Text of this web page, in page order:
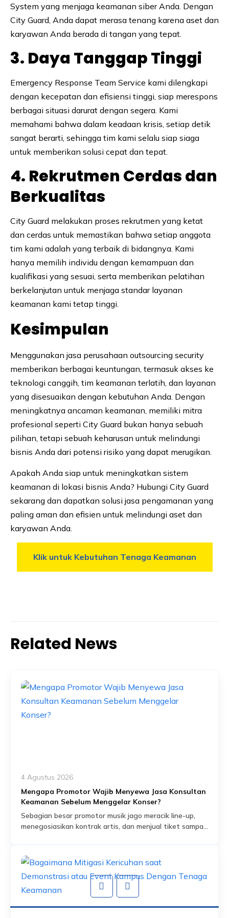
System yang menjaga keamanan siber Anda. Dengan
City Guard, Anda dapat merasa tenang karena aset dan
karyawan Anda berada di tangan yang tepat.
3. Daya Tanggap Tinggi
Emergency Response Team Service kami dilengkapi
dengan kecepatan dan efisiensi tinggi, siap merespons
berbagai situasi darurat dengan segera. Kami
memahami bahwa dalam keadaan krisis, setiap detik
sangat berarti, sehingga tim kami selalu siap siaga
untuk memberikan solusi cepat dan tepat.
4. Rekrutmen Cerdas dan
Berkualitas
City Guard melakukan proses rekrutmen yang ketat
dan cerdas untuk memastikan bahwa setiap anggota
tim kami adalah yang terbaik di bidangnya. Kami
hanya memilih individu dengan kemampuan dan
kualifikasi yang sesuai, serta memberikan pelatihan
berkelanjutan untuk menjaga standar layanan
keamanan kami tetap tinggi.
Kesimpulan
Menggunakan jasa perusahaan outsourcing security
memberikan berbagai keuntungan, termasuk akses ke
teknologi canggih, tim keamanan terlatih, dan layanan
yang disesuaikan dengan kebutuhan Anda. Dengan
meningkatnya ancaman keamanan, memiliki mitra
profesional seperti City Guard bukan hanya sebuah
pilihan, tetapi sebuah keharusan untuk melindungi
bisnis Anda dari potensi risiko yang dapat merugikan.
Apakah Anda siap untuk meningkatkan sistem
keamanan di lokasi bisnis Anda? Hubungi City Guard
sekarang dan dapatkan solusi jasa pengamanan yang
paling aman dan efisien untuk melindungi aset dan
karyawan Anda.
Klik untuk Kebutuhan Tenaga Keamanan
Related News
4 Agustus 2026
Mengapa Promotor Wajib Menyewa Jasa Konsultan
Keamanan Sebelum Menggelar Konser?
Sebagian besar promotor musik jago meracik line-up,
menegosiasikan kontrak artis, dan menjual tiket sampai
formalitas administratif, padahal sebenarnya jadi salah
satu fondasi paling krusial: proses perizinan keramaian
dan perencanaan keamanan yang menyertainya.
Banyak promotor baru mengurus aspek keamanan